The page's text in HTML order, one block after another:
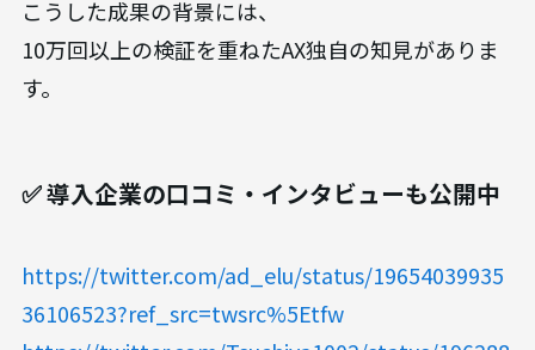
こうした成果の背景には、
10万回以上の検証を重ねたAX独自の知見がありま
す。
✅ 導入企業の口コミ・インタビューも公開中
https://twitter.com/ad_elu/status/19654039935
36106523?ref_src=twsrc%5Etfw